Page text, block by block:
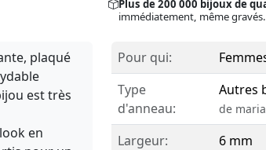
Plus de 200 000 bijoux de
immédiatement, même gravés.
plaqué
est très
en
Pour qui:
Type
d'anneau:
Autres
de
Largeur:
6 mm